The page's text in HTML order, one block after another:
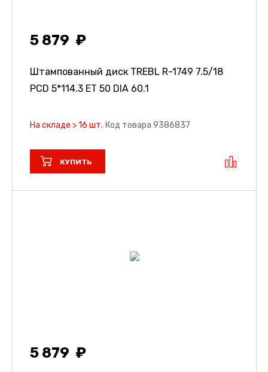
5 879
Штампованный диск TREBL R-1749 7.5/18
PCD 5*114.3 ET 50 DIA 60.1
На складе > 16 шт. Код товара 9386837
КУПИТЬ
5 879